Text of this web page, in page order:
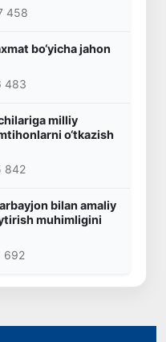
458
bo‘yicha jahon
483
milliy
o‘tkazish
842
bilan amaliy
muhimligini
692